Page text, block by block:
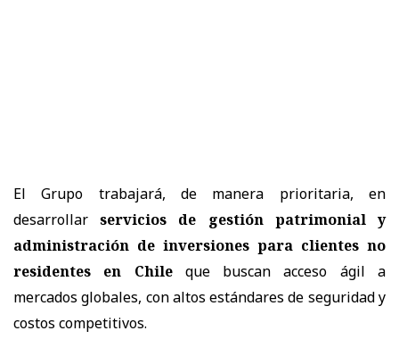
El Grupo trabajará, de manera prioritaria, en
desarrollarservicios de gestión patrimonial y
administración de inversiones para clientes no
residentes en Chileque buscan acceso ágil a
mercados globales, con altos estándares de seguridad y
costos competitivos.